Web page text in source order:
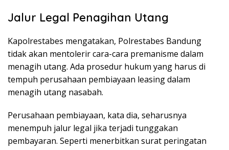
Jalur Legal Penagihan Utang
Kapolrestabes mengatakan, Polrestabes Bandung
tidak akan mentolerir cara-cara premanisme dalam
menagih utang. Ada prosedur hukum yang harus di
tempuh perusahaan pembiayaan leasing dalam
menagih utang nasabah.
Perusahaan pembiayaan, kata dia, seharusnya
menempuh jalur legal jika terjadi tunggakan
pembayaran. Seperti menerbitkan surat peringatan